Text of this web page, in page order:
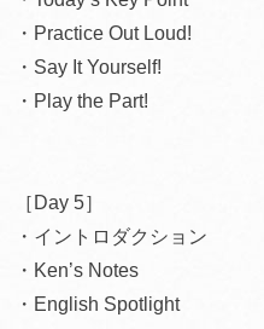
・Practice Out Loud!
・Say It Yourself!
・Play the Part!
［Day 5］
・イントロダクション
・Ken’s Notes
・English Spotlight